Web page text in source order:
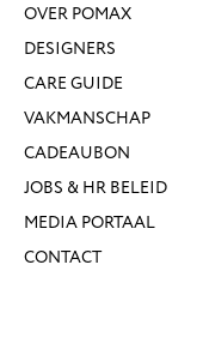
OVER POMAX
DESIGNERS
CARE GUIDE
VAKMANSCHAP
CADEAUBON
JOBS & HR BELEID
MEDIA PORTAAL
CONTACT